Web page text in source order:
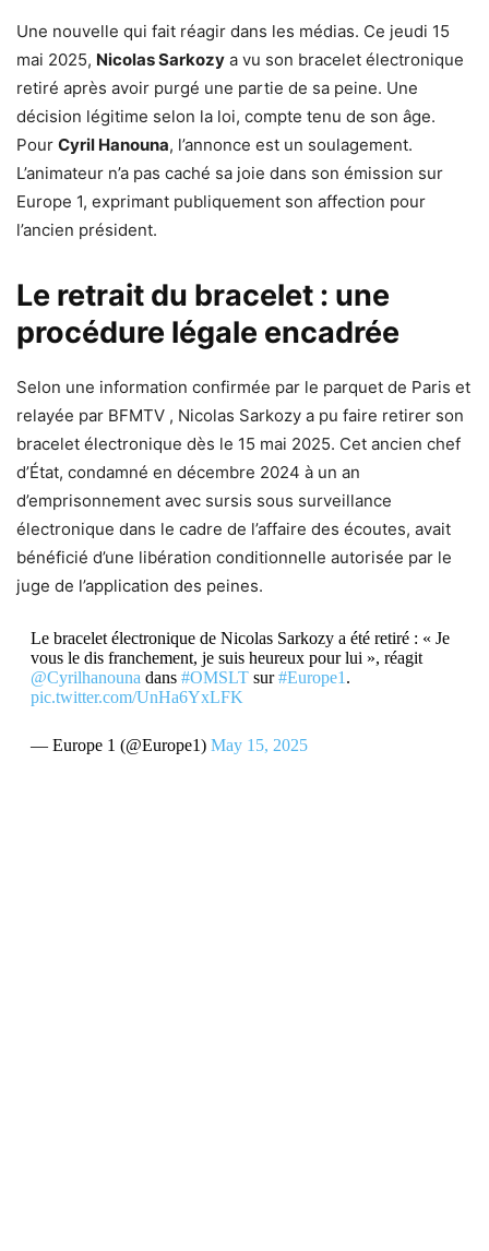
Une nouvelle qui fait réagir dans les médias. Ce jeudi 15
mai 2025, Nicolas Sarkozy a vu son bracelet électronique
retiré après avoir purgé une partie de sa peine. Une
décision légitime selon la loi, compte tenu de son âge.
Pour Cyril Hanouna, l’annonce est un soulagement.
L’animateur n’a pas caché sa joie dans son émission sur
Europe 1, exprimant publiquement son affection pour
l’ancien président.
Le retrait du bracelet : une
procédure légale encadrée
Selon une information confirmée par le parquet de Paris et
relayée par BFMTV , Nicolas Sarkozy a pu faire retirer son
bracelet électronique dès le 15 mai 2025. Cet ancien chef
d’État, condamné en décembre 2024 à un an
d’emprisonnement avec sursis sous surveillance
électronique dans le cadre de l’affaire des écoutes, avait
bénéficié d’une libération conditionnelle autorisée par le
juge de l’application des peines.
Le bracelet électronique de Nicolas Sarkozy a été retiré : « Je
vous le dis franchement, je suis heureux pour lui », réagit
@Cyrilhanouna dans #OMSLTsur#Europe1 .
pic.twitter.com/UnHa6YxLFK
— Europe 1 (@Europe1) May 15, 2025